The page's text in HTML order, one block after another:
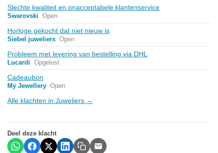
Slechte kwaliteit en onacceptabele klantenservice
Swarovski Open
Horloge gekocht dat niet nieuw is
Siebel juweliers Open
Probleem met levering van bestelling via DHL
Lucardi Opgelost
Cadeaubon
My Jewellery Open
Alle klachten in Juweliers →
Deel deze klacht